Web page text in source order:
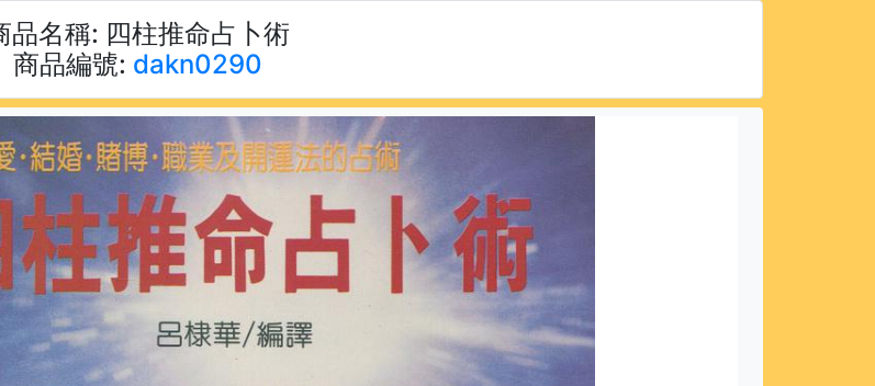
品名稱: 四柱推命占卜術
商品編號: dakn0290